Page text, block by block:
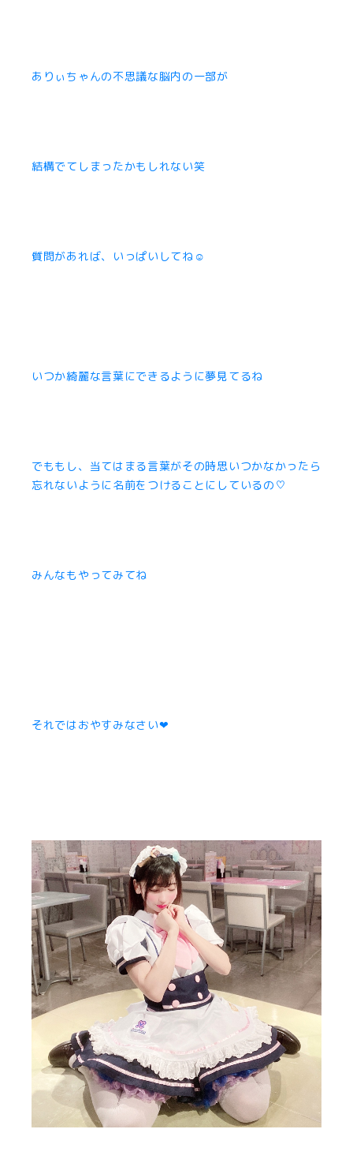
ありぃちゃんの不思議な脳内の一部が
結構でてしまったかもしれない笑
質問があれば、いっぱいしてね☺︎
いつか綺麗な言葉にできるように夢見てるね
でももし、当てはまる言葉がその時思いつかなかったら
忘れないように名前をつけることにしているの♡
みんなもやってみてね
それではおやすみなさい❤︎